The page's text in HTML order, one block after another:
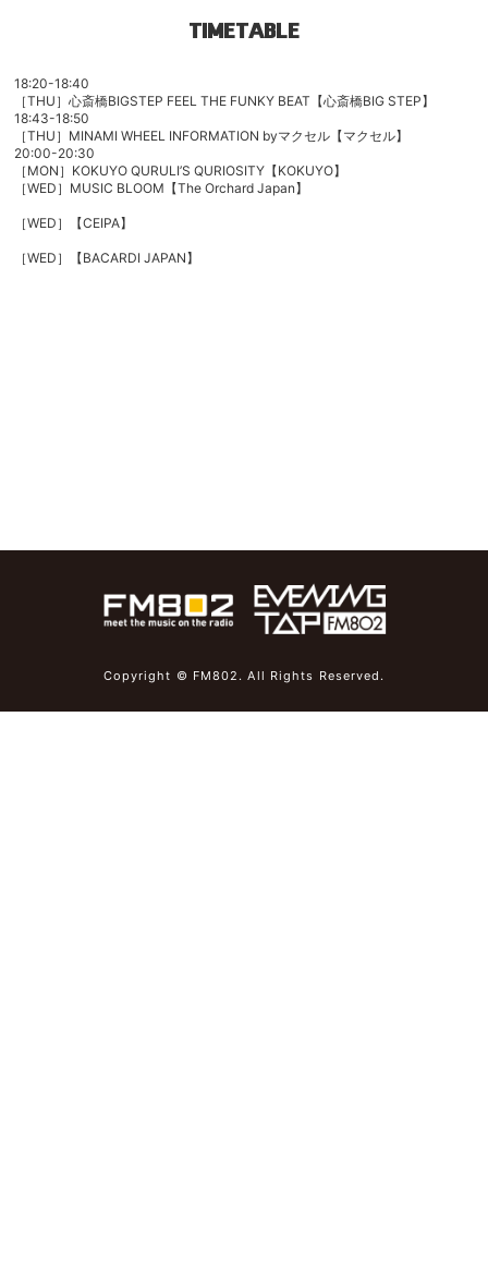
TIMETABLE
18:20-18:40
［THU］心斎橋BIGSTEP FEEL THE FUNKY BEAT【心斎橋BIG STEP】
18:43-18:50
［THU］MINAMI WHEEL INFORMATION byマクセル【マクセル】
20:00-20:30
［MON］ KOKUYO QURULI’S QURIOSITY 【KOKUYO】
［WED］MUSIC BLOOM 【The Orchard Japan】
［WED］【CEIPA】
［WED］ 【BACARDI JAPAN】
Copyright © FM802. All Rights Reserved.